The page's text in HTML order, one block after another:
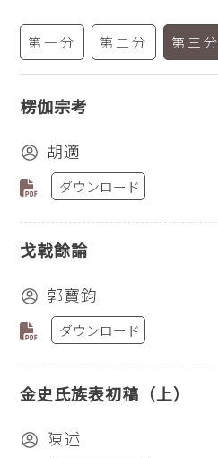
第一分 第二分 第三分
楞伽宗考
胡適
ダウンロード
戈戟餘論
郭寶鈞
ダウンロード
金史氏族表初稿（上）
陳述